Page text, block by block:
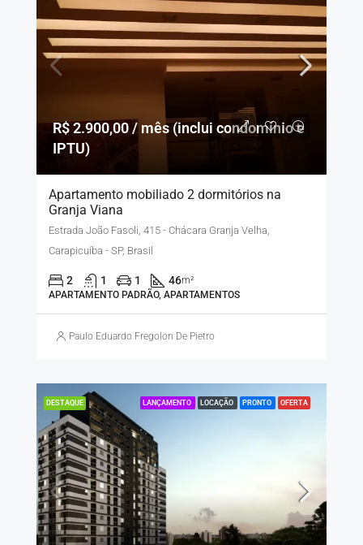
R$ 2.900,00 / mês (inclui condomínio e
IPTU)
Apartamento mobiliado 2 dormitórios na
Granja Viana
Estrada João Fasoli, 415 - Chácara Granja Velha,
Carapicuíba - SP, Brasil
2 1 1 46m²
APARTAMENTO PADRÃO, APARTAMENTOS
Paulo Eduardo Fregolon De Pietro
DESTAQUE LANÇAMENTO LOCAÇÃO PRONTO OFERTA